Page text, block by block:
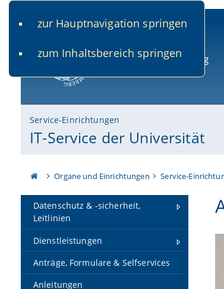
zur Hauptnavigation springen
zum Inhaltsbereich springen
Service-Einrichtungen
IT-Service der Universität
Organe und Einrichtungen Service-
Datenschutz & -sicherheit,
Leitlinien
Dienstleistungen
Anträge, Formulare & Selfservices
Anleitungen